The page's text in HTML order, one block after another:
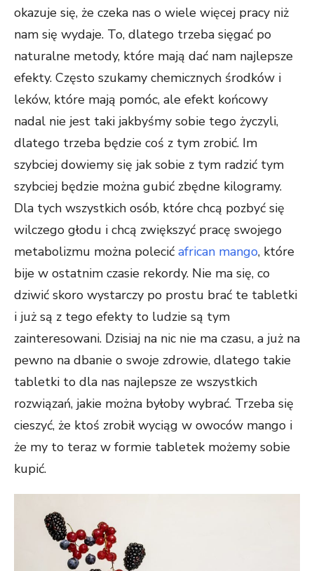
okazuje się, że czeka nas o wiele więcej pracy niż
nam się wydaje. To, dlatego trzeba sięgać po
naturalne metody, które mają dać nam najlepsze
efekty. Często szukamy chemicznych środków i
leków, które mają pomóc, ale efekt końcowy
nadal nie jest taki jakbyśmy sobie tego życzyli,
dlatego trzeba będzie coś z tym zrobić. Im
szybciej dowiemy się jak sobie z tym radzić tym
szybciej będzie można gubić zbędne kilogramy.
Dla tych wszystkich osób, które chcą pozbyć się
wilczego głodu i chcą zwiększyć pracę swojego
metabolizmu można polecić african mango, które
bije w ostatnim czasie rekordy. Nie ma się, co
dziwić skoro wystarczy po prostu brać te tabletki
i już są z tego efekty to ludzie są tym
zainteresowani. Dzisiaj na nic nie ma czasu, a już na
pewno na dbanie o swoje zdrowie, dlatego takie
tabletki to dla nas najlepsze ze wszystkich
rozwiązań, jakie można byłoby wybrać. Trzeba się
cieszyć, że ktoś zrobił wyciąg w owoców mango i
że my to teraz w formie tabletek możemy sobie
kupić.